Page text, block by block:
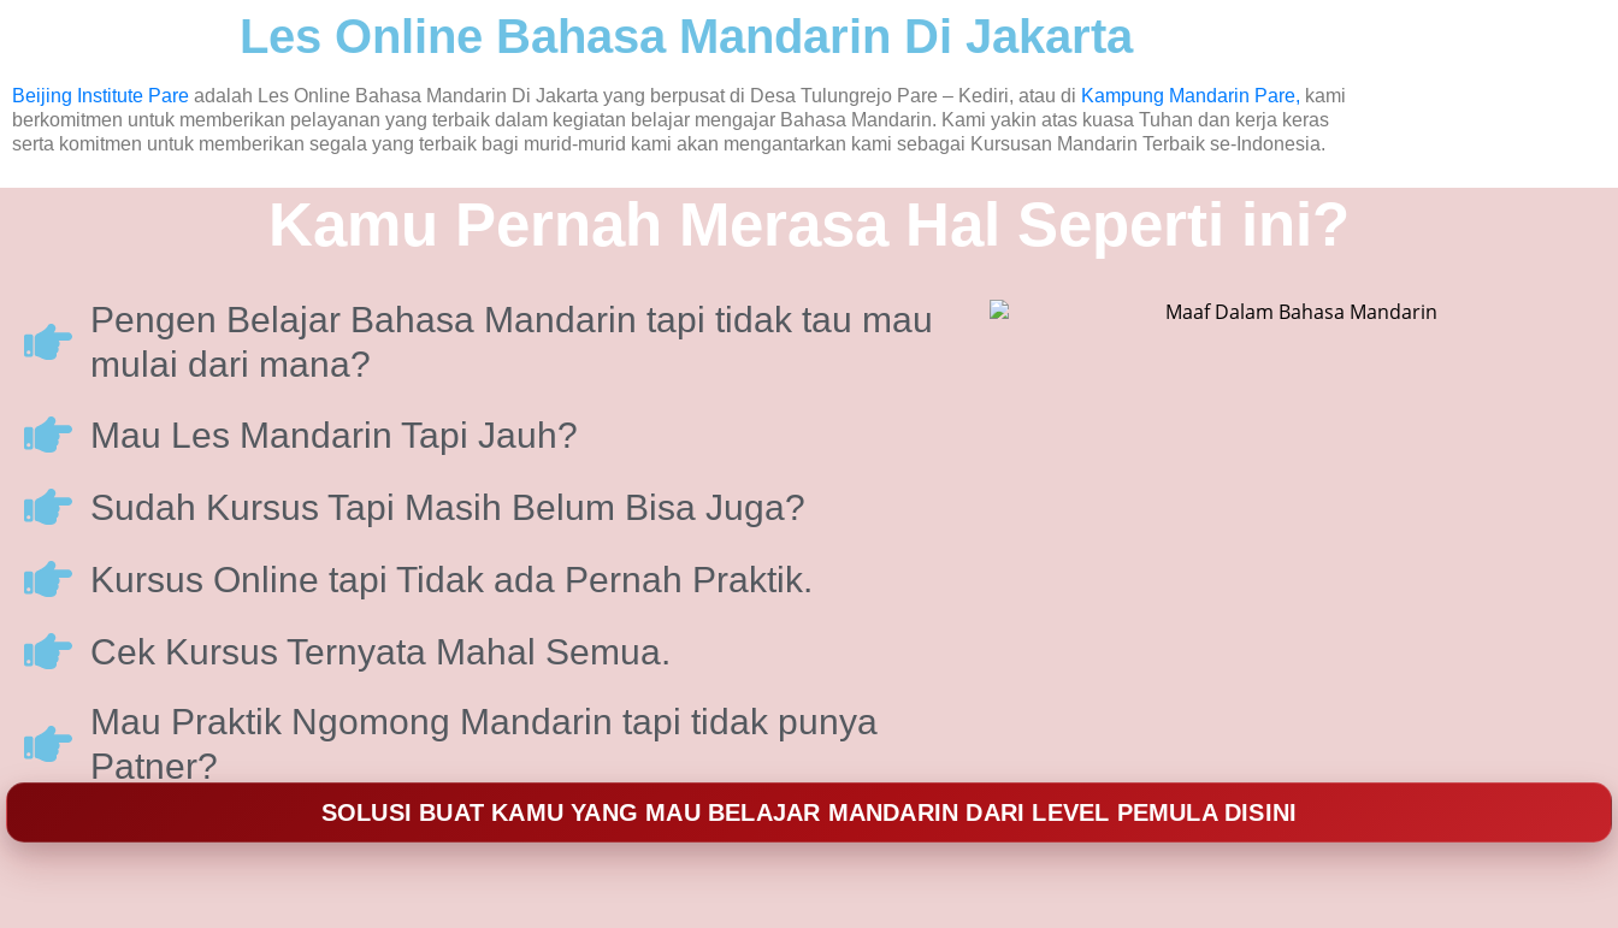
Les Online Bahasa Mandarin Di Jakarta
Beijing Institute Pare adalah Les Online Bahasa Mandarin Di Jakarta yang berpusat di Desa Tulungrejo Pare – Kediri, atau di Kampung Mandarin Pare, kami
berkomitmen untuk memberikan pelayanan yang terbaik dalam kegiatan belajar mengajar Bahasa Mandarin. Kami yakin atas kuasa Tuhan dan kerja keras
serta komitmen untuk memberikan segala yang terbaik bagi murid-murid kami akan mengantarkan kami sebagai Kursusan Mandarin Terbaik se-Indonesia.
Kamu Pernah Merasa Hal Seperti ini?
Pengen Belajar Bahasa Mandarin tapi tidak tau mau
mulai dari mana?
Mau Les Mandarin Tapi Jauh?
Sudah Kursus Tapi Masih Belum Bisa Juga?
Kursus Online tapi Tidak ada Pernah Praktik.
Cek Kursus Ternyata Mahal Semua.
Mau Praktik Ngomong Mandarin tapi tidak punya
Patner?
SOLUSI BUAT KAMU YANG MAU BELAJAR MANDARIN DARI LEVEL PEMULA DISINI